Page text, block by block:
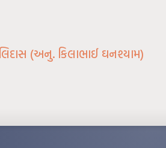
(અનુ. કિલાભાઈ ઘનશ્યામ)